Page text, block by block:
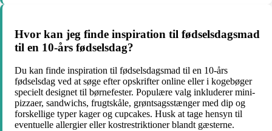
Hvor kan jeg finde inspiration til fødselsdagsmad
til en 10-års fødselsdag?
Du kan finde inspiration til fødselsdagsmad til en 10-års
fødselsdag ved at søge efter opskrifter online eller i kogebøger
specielt designet til børnefester. Populære valg inkluderer mini-
pizzaer, sandwichs, frugtskåle, grøntsagsstænger med dip og
forskellige typer kager og cupcakes. Husk at tage hensyn til
eventuelle allergier eller kostrestriktioner blandt gæsterne.